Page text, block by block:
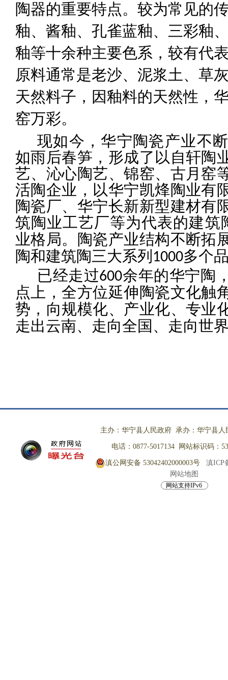
陶器的重要特点。较为常见的
釉、酱釉、孔雀蓝釉、三彩釉
釉等十余种主要色系，较有代
原料通常是老沙、泥浆土、草
天然料子，因釉料的天然性 ，
窑万彩。
现如今，华宁陶瓷产业不
如雨后春笋，形成了以 自轩陶
艺、沁心陶艺、锦窑、古月窑
活陶企业，以华宁凯烽陶业有
陶瓷厂、华宁长新新型建材有
筑陶业工艺厂等为代表的建筑
业格局。陶瓷产业结构不断拓
陶和建筑陶三大系列 1000多个
已经走过600余年的华宁陶
点上，全方位延伸陶瓷文化触
势，向规模化、产业化、专业
走出云南、走向全国、走向世
主办：华宁县人民政府 承办：华宁县人
电话：0877-5017134 网站标识码：
滇公网安备 53042402000003号
滇ICP
网站地图
网站支持IPv6